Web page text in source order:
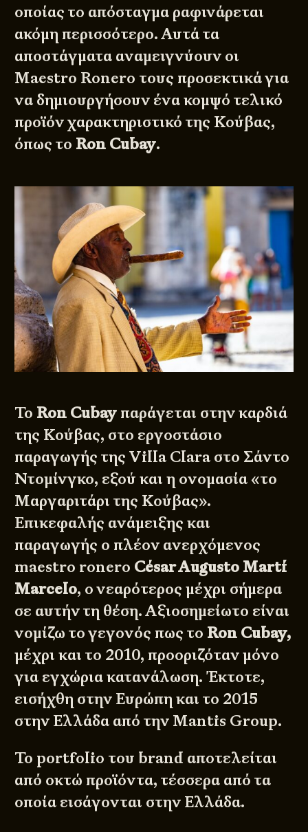
οποίας το απόσταγμα ραφινάρεται
ακόμη περισσότερο. Αυτά τα
αποστάγματα αναμειγνύουν οι
Maestro Ronero τους προσεκτικά για
να δημιουργήσουν ένα κομψό τελικό
προϊόν χαρακτηριστικό της Κούβας,
όπως το Ron Cubay.
Το Ron Cubay παράγεται στην καρδιά
της Κούβας, στο εργοστάσιο
παραγωγής της Villa Clara στο Σάντο
Ντομίνγκο, εξού και η ονομασία «το
Μαργαριτάρι της Κούβας».
Επικεφαλής ανάμειξης και
παραγωγής ο πλέον ανερχόμενος
maestro ronero César Augusto Martí
Marcelo, ο νεαρότερος μέχρι σήμερα
σε αυτήν τη θέση. Αξιοσημείωτο είναι
νομίζω το γεγονός πως το Ron Cubay,
μέχρι και το 2010, προοριζόταν μόνο
για εγχώρια κατανάλωση. Έκτοτε,
εισήχθη στην Ευρώπη και το 2015
στην Ελλάδα από την Mantis Group.
Το portfolio του brand αποτελείται
από οκτώ προϊόντα, τέσσερα από τα
οποία εισάγονται στην Ελλάδα.